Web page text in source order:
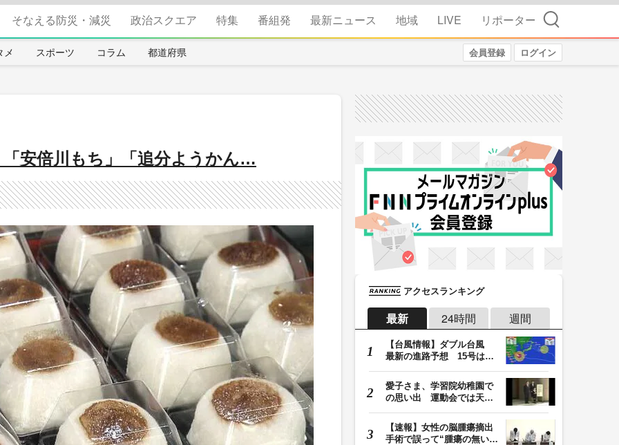
そなえる防災・減災 政治スクエア 特集 番組発 最新ニュース 地域 LIVE リポーター 検索
メ スポーツ コラム 都道府県 会員登録 ログイン
安倍川もち」「追分ようかん…
アクセスランキング
最新 24時間 週間
【台風情報】ダブル台風
最新の進路予想 15号は北
愛子さま、学習院幼稚園で
の思い出 運動会では天皇
【速報】女性の脳腫瘍摘出
手術で誤って“腫瘍の無い部